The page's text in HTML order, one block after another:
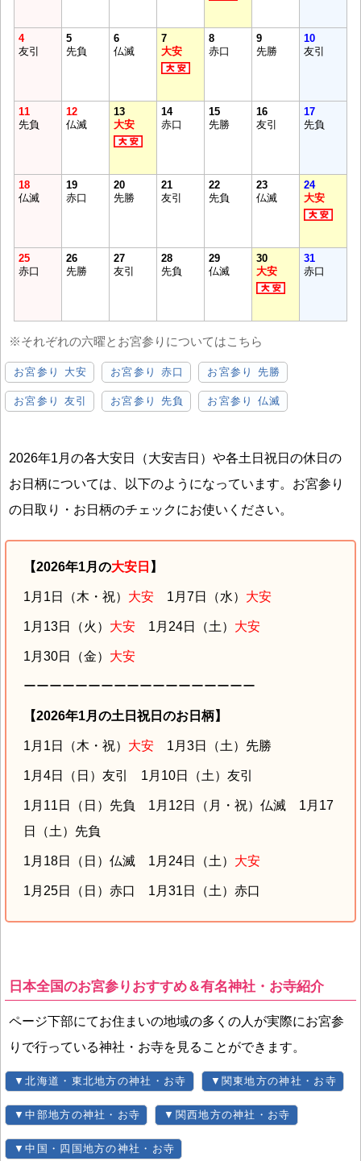
4
友引
5
先負
6
仏滅
7
大安
8
赤口
9
先勝
10
友引
11
先負
12
仏滅
13
大安
14
赤口
15
先勝
16
友引
17
先負
18
仏滅
19
赤口
20
先勝
21
友引
22
先負
23
仏滅
24
大安
25
赤口
26
先勝
27
友引
28
先負
29
仏滅
30
大安
31
赤口
※それぞれの六曜とお宮参りについてはこちら
お宮参り 大安 お宮参り 赤口 お宮参り 先勝
お宮参り 友引 お宮参り 先負 お宮参り 仏滅
2026年1月の各大安日（大安吉日）や各土日祝日の休日の
お日柄については、以下のようになっています。お宮参り
の日取り・お日柄のチェックにお使いください。
【2026年1月の大安日 】
1月1日（木・祝） 大安 1月7日（水） 大安
1月13日（火） 大安 1月24日（土） 大安
1月30日（金） 大安
ーーーーーーーーーーーーーーーーーー
【2026年1月の土日祝日のお日柄】
1月1日（木・祝） 大安 1月3日（土）先勝
1月4日（日）友引 1月10日（土）友引
1月11日（日）先負 1月12日（月・祝）仏滅 1月17
日（土）先負
1月18日（日）仏滅 1月24日（土） 大安
1月25日（日）赤口 1月31日（土）赤口
日本全国のお宮参りおすすめ＆有名神社・お寺紹介
ページ下部にてお住まいの地域の多くの人が実際にお宮参
りで行っている神社・お寺を見ることができます。
▼北海道・東北地方の神社・お寺 ▼関東地方の神社・お寺
▼中部地方の神社・お寺 ▼関西地方の神社・お寺
▼中国・四国地方の神社・お寺